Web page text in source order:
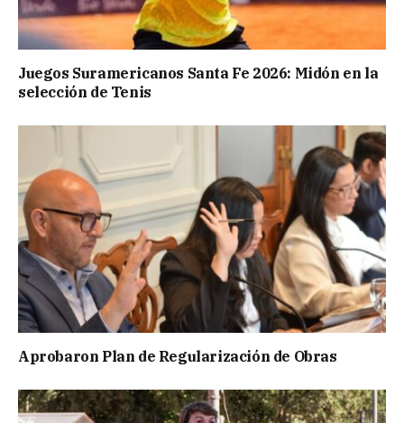
Juegos Suramericanos Santa Fe 2026: Midón en la
selección de Tenis
Aprobaron Plan de Regularización de Obras